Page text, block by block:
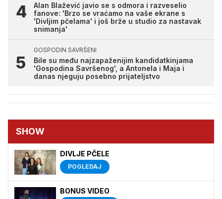
Alan Blažević javio se s odmora i razveselio
fanove: 'Brzo se vraćamo na vaše ekrane s
'Divljim pčelama' i još brže u studio za nastavak
snimanja'
GOSPODIN SAVRŠENI
Bile su među najzapaženijim kandidatkinjama
'Gospodina Savršenog', a Antonela i Maja i
danas njeguju posebno prijateljstvo
SHOW
DIVLJE PČELE
POGLEDAJ
BONUS VIDEO